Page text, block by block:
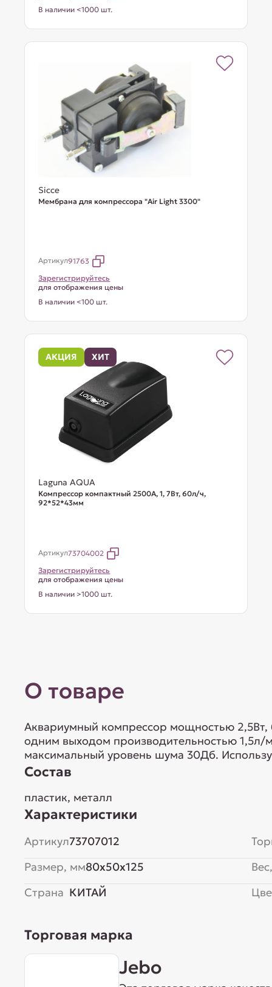
В наличии <1000 шт.
Sicce
Мембрана для компрессора "Air Light 3300"
Артикул91763
Зарегистрируйтесь
для отображения цены
В наличии <100 шт.
АКЦИЯ ХИТ
Laguna AQUA
Компрессор компактный 2500A, 1, 7Вт, 60л/ч,
92*52*43мм
Артикул73704002
Зарегистрируйтесь
для отображения цены
В наличии >1000 шт.
О товаре
Аквариумный компрессор мощностью 2,5Вт,
одним выходом производительностью 1,5л/
максимальный уровень шума 30Дб.
Состав
пластик, металл
Характеристики
Артикул73707012
Размер, мм80x50x125
Страна КИТАЙ
Торговая марка
Jebo